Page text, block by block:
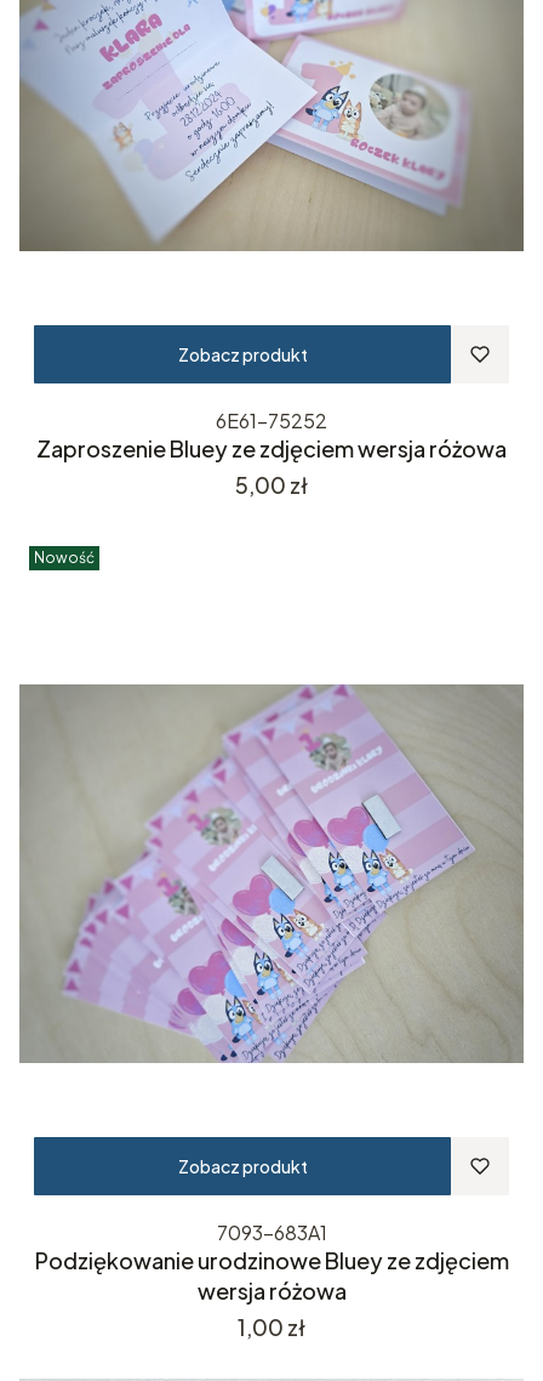
Zobacz produkt
6E61-75252
Zaproszenie Bluey ze zdjęciem wersja różowa
Cena
5,00 zł
Nowość
Zobacz produkt
7093-683A1
Podziękowanie urodzinowe Bluey ze zdjęciem
wersja różowa
Cena
1,00 zł